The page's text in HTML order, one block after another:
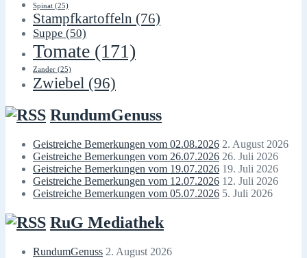
Spinat (25)
Stampfkartoffeln (76)
Suppe (50)
Tomate (171)
Zander (25)
Zwiebel (96)
RundumGenuss
Geistreiche Bemerkungen vom 02.08.2026 2. August 2026
Geistreiche Bemerkungen vom 26.07.2026 26. Juli 2026
Geistreiche Bemerkungen vom 19.07.2026 19. Juli 2026
Geistreiche Bemerkungen vom 12.07.2026 12. Juli 2026
Geistreiche Bemerkungen vom 05.07.2026 5. Juli 2026
RuG Mediathek
RundumGenuss 2. August 2026